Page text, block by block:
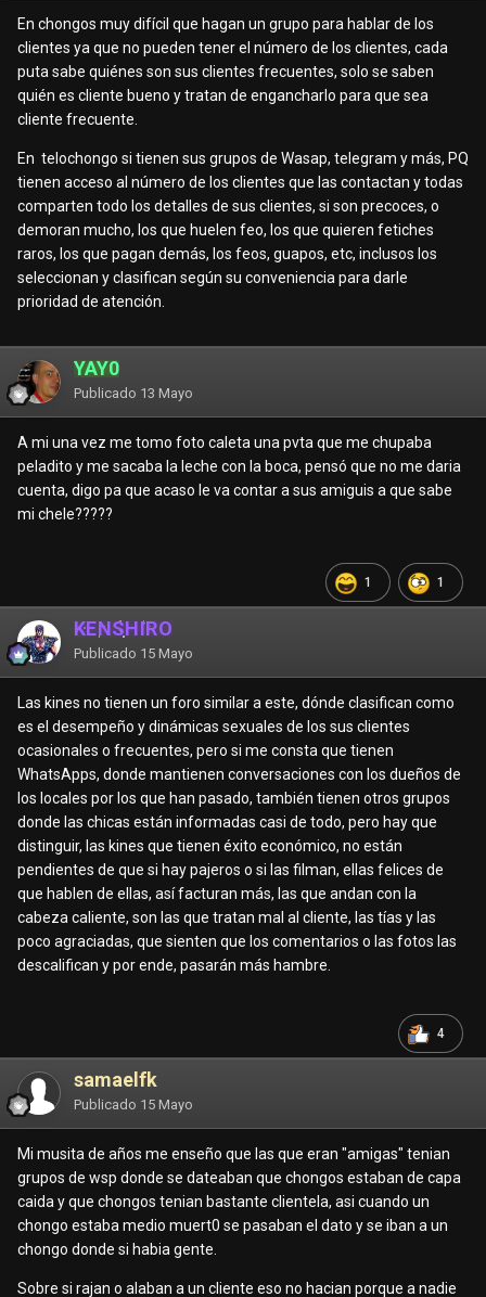
En chongos muy difícil que hagan un grupo para hablar de los
clientes ya que no pueden tener el número de los clientes, cada
puta sabe quiénes son sus clientes frecuentes, solo se saben
quién es cliente bueno y tratan de engancharlo para que sea
cliente frecuente.
En telochongo si tienen sus grupos de Wasap, telegram y más, PQ
tienen acceso al número de los clientes que las contactan y todas
comparten todo los detalles de sus clientes, si son precoces, o
demoran mucho, los que huelen feo, los que quieren fetiches
raros, los que pagan demás, los feos, guapos, etc, inclusos los
seleccionan y clasifican según su conveniencia para darle
prioridad de atención.
YAY0
Publicado 13 Mayo
A mi una vez me tomo foto caleta una pvta que me chupaba
peladito y me sacaba la leche con la boca, pensó que no me daria
cuenta, digo pa que acaso le va contar a sus amiguis a que sabe
mi chele?????
1 1
KENSHIRO
Publicado 15 Mayo
Las kines no tienen un foro similar a este, dónde clasifican como
es el desempeño y dinámicas sexuales de los sus clientes
ocasionales o frecuentes, pero si me consta que tienen
WhatsApps, donde mantienen conversaciones con los dueños de
los locales por los que han pasado, también tienen otros grupos
donde las chicas están informadas casi de todo, pero hay que
distinguir, las kines que tienen éxito económico, no están
pendientes de que si hay pajeros o si las filman, ellas felices de
que hablen de ellas, así facturan más, las que andan con la
cabeza caliente, son las que tratan mal al cliente, las tías y las
poco agraciadas, que sienten que los comentarios o las fotos las
descalifican y por ende, pasarán más hambre.
4
samaelfk
Publicado 15 Mayo
Mi musita de años me enseño que las que eran "amigas" tenian
grupos de wsp donde se dateaban que chongos estaban de capa
caida y que chongos tenian bastante clientela, asi cuando un
chongo estaba medio muert0 se pasaban el dato y se iban a un
chongo donde si habia gente.
Sobre si rajan o alaban a un cliente eso no hacian porque a nadie